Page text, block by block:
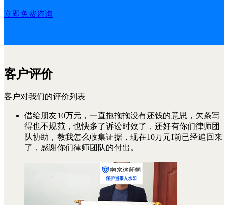
立即免费咨询
客户评价
客户对我们的评价列表
借给朋友10万元，一直拖拖拖没有还钱的意思，欠条写
得也不规范，也快多了诉讼时效了，还好有你们律师团
队协助，教我怎么收集证据，现在10万元I前已经追回来
了，感谢你们律师团队的付出。